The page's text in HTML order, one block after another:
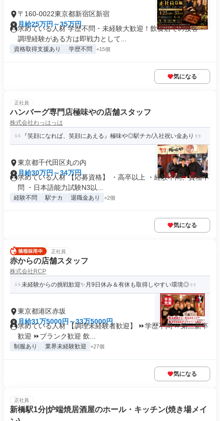
〒160-0022東京都新宿区新宿
月給25万円～35万円
求めている人材 学歴不問・未経験大歓迎！飲食店での接客・
調理経験がある方は即戦力として...
資格取得支援あり 学歴不問 +15個
気になる
正社員
ハンバーグ専門店極味やの店舗スタッフ
株式会社わっはっは
『笑顔になれば、笑顔にあえる』極味や◎駅チカ/入社祝い金あり
東京都千代田区丸の内
月給30万円～34万円
求めている人材 【応募資格】 ・高卒以上 ・経験不問、資格不
問 ・日本語能力試験N3以...
経験不問 駅ナカ 退職金あり +2個
気になる
正社員
赤からの店舗スタッフ
株式会社RCP
未経験からの挑戦歓迎✨月9日休み＆有休も取得しやすい環境◎
東京都港区赤坂
月給31万5000円～33万5000円
求めている人材 【調理未経験者歓迎】 ⏩学歴不問 ⏩第二新卒
歓迎 ⏩ブランク歓迎 飲...
制服あり 業界未経験歓迎 +27個
気になる
正社員
新橋駅1分|炉端焼居酒屋のホール・キッチン(焼き場メイ